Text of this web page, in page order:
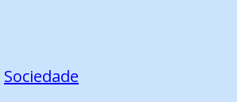
Sociedade